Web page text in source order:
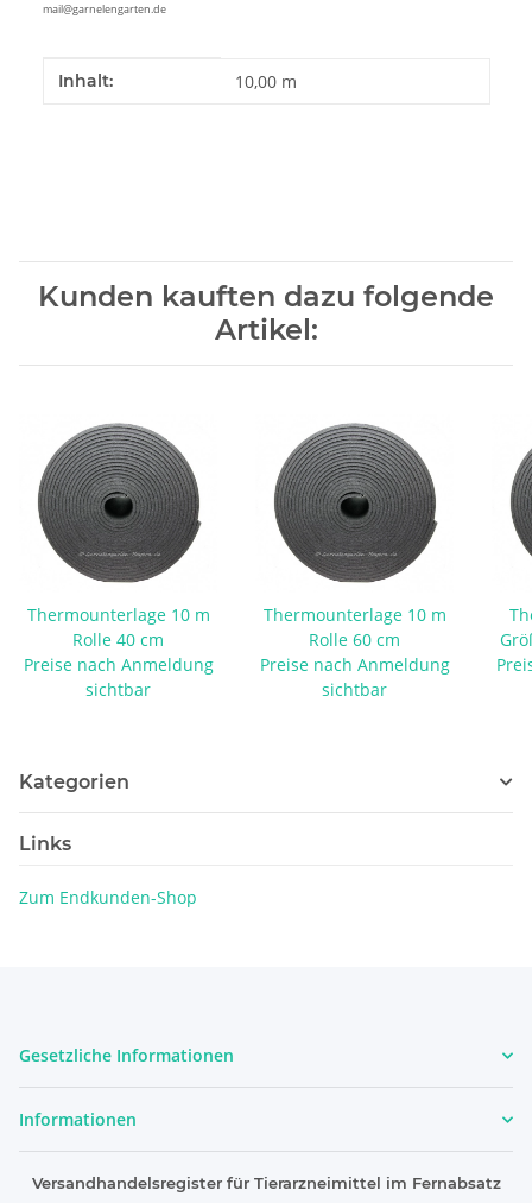
mail@garnelengarten.de
Produkteigenschaft
Wert
Inhalt: 10,00 m
Kunden kauften dazu folgende
Artikel:
Thermounterlage 10 m
Rolle 40 cm
Preise nach Anmeldung
sichtbar
Thermounterlage 10 m
Rolle 60 cm
Preise nach Anmeldung
sichtbar
Kategorien
Links
Zum Endkunden-Shop
Gesetzliche Informationen
Informationen
Versandhandelsregister für Tierarzneimittel im Fernabsatz